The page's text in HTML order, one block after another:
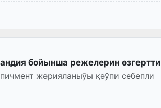
бойынша режелерин өзгертти
жәрияланыўы қәўпи себепли